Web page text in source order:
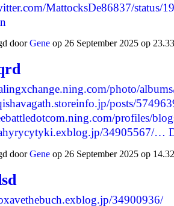
MattocksDe86837/status/
doorGene op 26 September 2025 op
photo/
posts/
profiles/
34905567/…
doorGene op 26 September 2025 op
34900936/